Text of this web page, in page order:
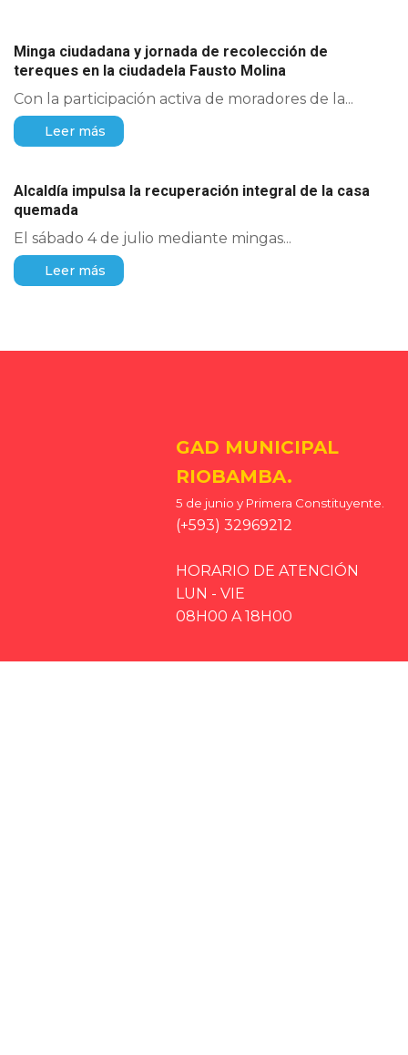
Minga ciudadana y jornada de recolección de
tereques en la ciudadela Fausto Molina
Con la participación activa de moradores de la...
Leer más
Alcaldía impulsa la recuperación integral de la casa
quemada
El sábado 4 de julio mediante mingas...
Leer más
GAD MUNICIPAL
RIOBAMBA.
5 de junio y Primera Constituyente.
(+593) 32969212
HORARIO DE ATENCIÓN
LUN - VIE
08H00 A 18H00